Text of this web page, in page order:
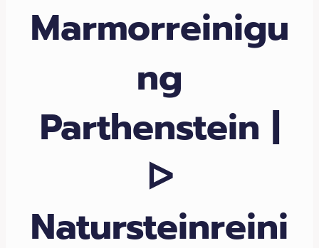
Marmorreinigu
ng
Parthenstein |
ᐅ
Natursteinreini